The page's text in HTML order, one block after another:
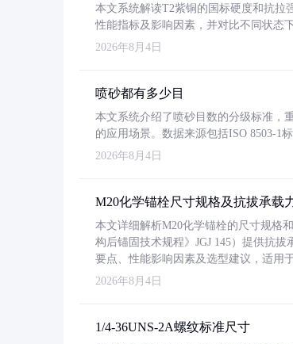
本文系统解读T2紫铜的国标硬度和抗拉
性能指标及影响因素，并对比不同状态
2026年8月4日
喷砂都有多少目
本文系统介绍了喷砂目数的分级标准，
的应用场景。数据来源包括ISO 8503-1
2026年8月4日
M20化学锚栓尺寸规格及抗拔承载
本文详细解析M20化学锚栓的尺寸规格
构后锚固技术规程》JGJ 145）提供抗
要点、性能影响因素及选型建议，适用
2026年8月4日
1/4-36UNS-2A螺纹标准尺寸